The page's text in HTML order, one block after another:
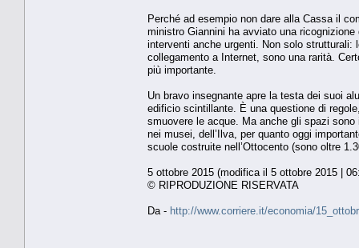
Perché ad esempio non dare alla Cassa il
ministro Giannini ha avviato una
interventi anche urgenti. Non solo strutturali:
collegamento a Internet, sono una rarità.
più importante.
Un bravo insegnante apre la testa dei suoi
edificio scintillante. È una questione di
smuovere le acque. Ma anche gli spazi
nei musei, dell’Ilva, per quanto oggi
scuole costruite nell’Ottocento (sono oltre
5 ottobre 2015 (modifica il 5 ottobre 2015 |
© RIPRODUZIONE RISERVATA
Da - http://www.corriere.it/economia/